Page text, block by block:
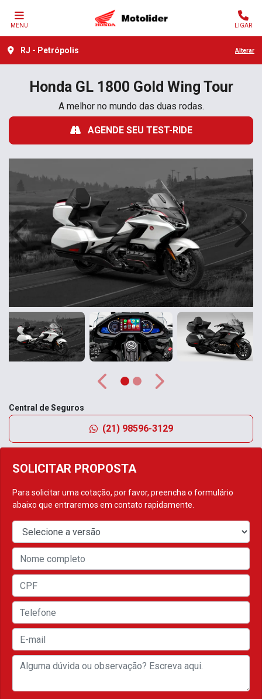
MENU LIGAR
RJ - Petrópolis Alterar
HondaGL 1800 Gold Wing Tour
A melhor no mundo das duas rodas.
AGENDE SEU TEST-RIDE
SOLICITAR PROPOSTA
Para solicitar uma cotação, por favor, preencha o formulário
abaixo que entraremos em contato rapidamente.
Anterior
Anterior Próximo
Central de Seguros
(21) 98596-3129